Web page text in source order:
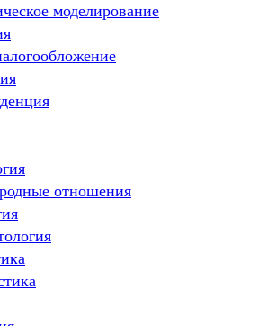
моделирование
отношения